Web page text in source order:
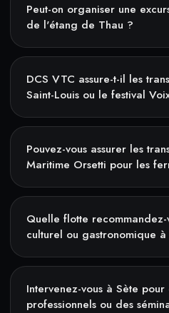
Peut-on organiser une
de l'étang de Thau ?
DCS VTC assure-t-il les
Saint-Louis ou le festival
Pouvez-vous assurer les
Maritime Orsetti pour les
Quelle flotte
culturel ou gastronomique à
Intervenez-vous à Sète
professionnels ou des